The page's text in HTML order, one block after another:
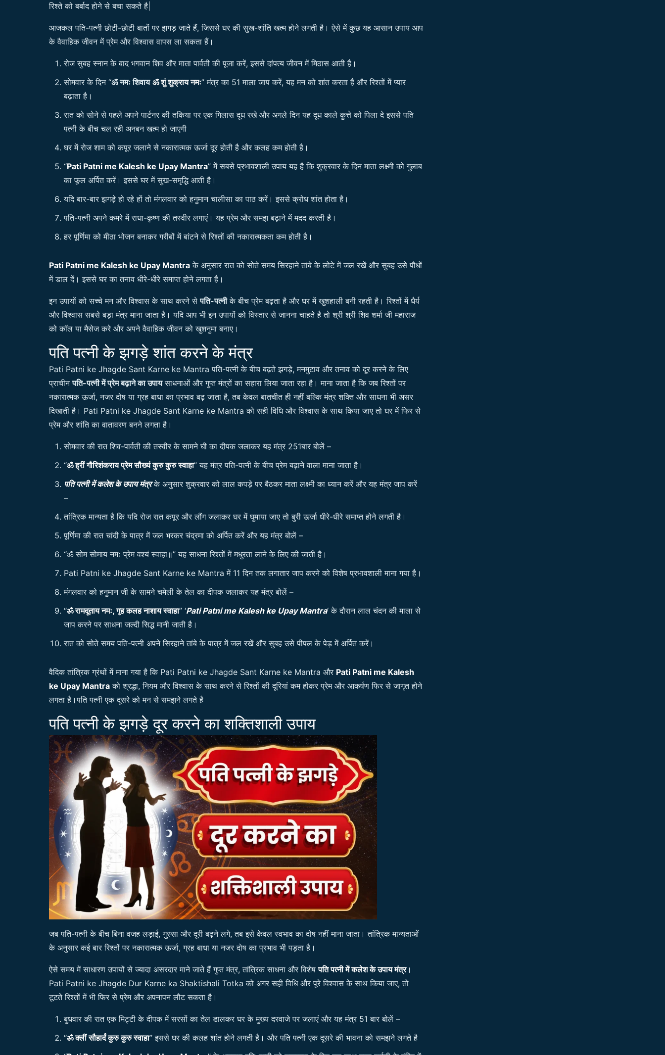
रिश्ते को बर्बाद होने से बचा सकते है|
आजकल पति-पत्नी छोटी-छोटी बातों पर झगड़ जाते हैं, जिससे घर की सुख-शांति खत्म होने लगती है। ऐसे में कुछ यह आसान उपाय आप
के वैवाहिक जीवन में प्रेम और विश्वास वापस ला सकता हैं।
रोज सुबह स्नान के बाद भगवान शिव और माता पार्वती की पूजा करें, इससे दांपत्य जीवन में मिठास आती है।
सोमवार के दिन “ॐ नमः शिवाय ॐ शुं शुक्राय नमः” मंत्र का 51 माला जाप करें, यह मन को शांत करता है और रिश्तों में प्यार
बढ़ाता है।
रात को सोने से पहले अपने पार्टनर की तकिया पर एक गिलास दूध रखे और अगले दिन यह दूध काले कुत्ते को पिला दे इससे पति
पत्नी के बीच चल रही अनबन खत्म हो जाएगी
घर में रोज शाम को कपूर जलाने से नकारात्मक ऊर्जा दूर होती है और कलह कम होती है।
“Pati Patni me Kalesh ke Upay Mantra” में सबसे प्रभावशाली उपाय यह है कि शुक्रवार के दिन माता लक्ष्मी को गुलाब
का फूल अर्पित करें। इससे घर में सुख-समृद्धि आती है।
यदि बार-बार झगड़े हो रहे हों तो मंगलवार को हनुमान चालीसा का पाठ करें। इससे क्रोध शांत होता है।
पति-पत्नी अपने कमरे में राधा-कृष्ण की तस्वीर लगाएं। यह प्रेम और समझ बढ़ाने में मदद करती है।
हर पूर्णिमा को मीठा भोजन बनाकर गरीबों में बांटने से रिश्तों की नकारात्मकता कम होती है।
Pati Patni me Kalesh ke Upay Mantra के अनुसार रात को सोते समय सिरहाने तांबे के लोटे में जल रखें और सुबह उसे पौधों
में डाल दें। इससे घर का तनाव धीरे-धीरे समाप्त होने लगता है।
इन उपायों को सच्चे मन और विश्वास के साथ करने सेपति-पत्नीके बीच प्रेम बढ़ता है और घर में खुशहाली बनी रहती है। रिश्तों में धैर्य
और विश्वास सबसे बड़ा मंत्र माना जाता है। यदि आप भी इन उपायों को विस्तार से जानना चाहते है तो श्री श्री शिव शर्मा जी महाराज
को कॉल या मैसेज करे और अपने वैवाहिक जीवन को खुशनुमा बनाए।
पति पत्नी के झगड़े शांत करने के मंत्र
Pati Patni ke Jhagde Sant Karne ke Mantra पति-पत्नी के बीच बढ़ते झगड़े, मनमुटाव और तनाव को दूर करने के लिए
प्राचीनपति-पत्नी में प्रेम बढ़ाने का उपायसाधनाओं और गुप्त मंत्रों का सहारा लिया जाता रहा है। माना जाता है कि जब रिश्तों पर
नकारात्मक ऊर्जा, नजर दोष या ग्रह बाधा का प्रभाव बढ़ जाता है, तब केवल बातचीत ही नहीं बल्कि मंत्र शक्ति और साधना भी असर
दिखाती है। Pati Patni ke Jhagde Sant Karne ke Mantra को सही विधि और विश्वास के साथ किया जाए तो घर में फिर से
प्रेम और शांति का वातावरण बनने लगता है।
सोमवार की रात शिव-पार्वती की तस्वीर के सामने घी का दीपक जलाकर यह मंत्र 251बार बोलें –
“ॐ ह्रीं गौरिशंकराय प्रेम सौख्यं कुरु कुरु स्वाहा” यह मंत्र पति-पत्नी के बीच प्रेम बढ़ाने वाला माना जाता है।
पति पत्नी में कलेश के उपाय मंत्रके अनुसार शुक्रवार को लाल कपड़े पर बैठकर माता लक्ष्मी का ध्यान करें और यह मंत्र जाप करें
–
तांत्रिक मान्यता है कि यदि रोज रात कपूर और लौंग जलाकर घर में घुमाया जाए तो बुरी ऊर्जा धीरे-धीरे समाप्त होने लगती है।
पूर्णिमा की रात चांदी के पात्र में जल भरकर चंद्रमा को अर्पित करें और यह मंत्र बोलें –
“ॐ सोम सोमाय नमः प्रेम वश्यं स्वाहा॥” यह साधना रिश्तों में मधुरता लाने के लिए की जाती है।
Pati Patni ke Jhagde Sant Karne ke Mantra में 11 दिन तक लगातार जाप करने को विशेष प्रभावशाली माना गया है।
मंगलवार को हनुमान जी के सामने चमेली के तेल का दीपक जलाकर यह मंत्र बोलें –
“ॐ रामदूताय नमः, गृह कलह नाशाय स्वाहा” ‘Pati Patni me Kalesh ke Upay Mantra‘ के दौरान लाल चंदन की माला से
जाप करने पर साधना जल्दी सिद्ध मानी जाती है।
रात को सोते समय पति-पत्नी अपने सिरहाने तांबे के पात्र में जल रखें और सुबह उसे पीपल के पेड़ में अर्पित करें।
वैदिक तांत्रिक ग्रंथों में माना गया है कि Pati Patni ke Jhagde Sant Karne ke Mantra और Pati Patni me Kalesh
ke Upay Mantra को श्रद्धा, नियम और विश्वास के साथ करने से रिश्तों की दूरियां कम होकर प्रेम और आकर्षण फिर से जागृत होने
लगता है।पति पत्नी एक दूसरे को मन से समझने लगते है
पति पत्नी के झगड़े दूर करने का शक्तिशाली उपाय
जब पति-पत्नी के बीच बिना वजह लड़ाई, गुस्सा और दूरी बढ़ने लगे, तब इसे केवल स्वभाव का दोष नहीं माना जाता। तांत्रिक मान्यताओं
के अनुसार कई बार रिश्तों पर नकारात्मक ऊर्जा, ग्रह बाधा या नजर दोष का प्रभाव भी पड़ता है।
ऐसे समय में साधारण उपायों से ज्यादा असरदार माने जाते हैं गुप्त मंत्र, तांत्रिक साधना और विशेषपति पत्नी में कलेश के उपाय मंत्र।
Pati Patni ke Jhagde Dur Karne ka Shaktishali Totka को अगर सही विधि और पूरे विश्वास के साथ किया जाए, तो
टूटते रिश्तों में भी फिर से प्रेम और अपनापन लौट सकता है।
बुधवार की रात एक मिट्टी के दीपक में सरसों का तेल डालकर घर के मुख्य दरवाजे पर जलाएं और यह मंत्र 51 बार बोलें –
“ॐ क्लीं सौहार्दं कुरु कुरु स्वाहा” इससे घर की कलह शांत होने लगती है। और पति पत्नी एक दूसरे की भावना को समझने लगते है